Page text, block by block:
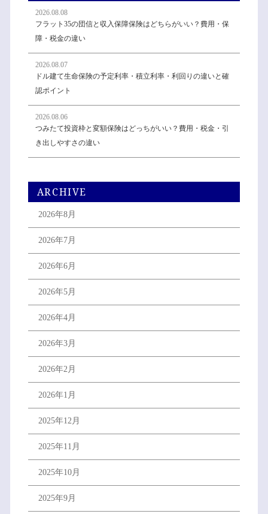
2026.08.08
フラット35の団信と収入保障保険はどちらがいい？費用・保
障・税金の違い
2026.08.07
ドル建て生命保険の予定利率・積立利率・利回りの違いと確
認ポイント
2026.08.06
つみたて投資枠と変額保険はどっちがいい？費用・税金・引
き出しやすさの違い
ARCHIVE
2026年8月
2026年7月
2026年6月
2026年5月
2026年4月
2026年3月
2026年2月
2026年1月
2025年12月
2025年11月
2025年10月
2025年9月